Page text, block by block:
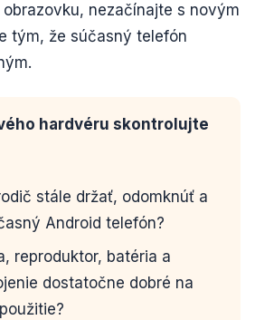
nezačínajte s novým
tým, že súčasný telefón
hardvéru skontrolujte
stále držať, odomknúť a
Android telefón?
reproduktor, batéria a
dostatočne dobré na